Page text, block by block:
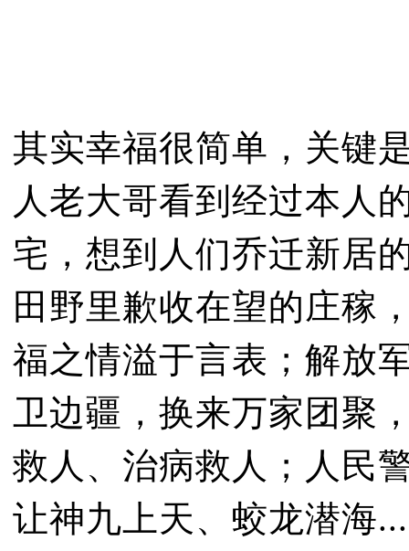
其实幸福很简单，关键
人老大哥看到经过本人
宅，想到人们乔迁新居
田野里歉收在望的庄稼
福之情溢于言表；解放
卫边疆，换来万家团聚
救人、治病救人；人民
让神九上天、蛟龙潜海